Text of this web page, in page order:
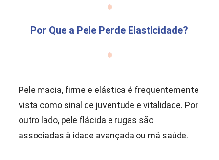
Por Que a Pele Perde Elasticidade?
Pele macia, firme e elástica é frequentemente
vista como sinal de juventude e vitalidade. Por
outro lado, pele flácida e rugas são
associadas à idade avançada ou má saúde.